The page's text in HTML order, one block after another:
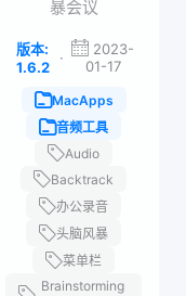
暴会议
版本:
1.6.2
·
2023-
01-17
MacApps
音频工具
Audio
Backtrack
办公录音
头脑风暴
菜单栏
Brainstorming